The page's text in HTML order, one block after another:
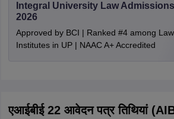
Integral University Law Admissions
2026
Approved by BCI | Ranked #4 among Law
Institutes in UP | NAAC A+ Accredited
एआईबीई 22 आवेदन पत्र तिथियां